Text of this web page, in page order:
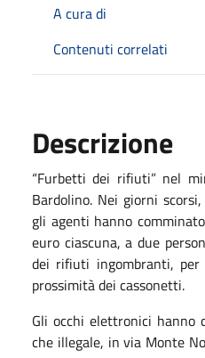
A cura di
Contenuti correlati
Descrizione
“Furbetti dei rifiuti” nel
Bardolino. Nei giorni
gli agenti hanno
euro ciascuna, a due
dei rifiuti ingombranti,
prossimità dei cassonetti.
Gli occhi elettronici
che illegale, in via Monte